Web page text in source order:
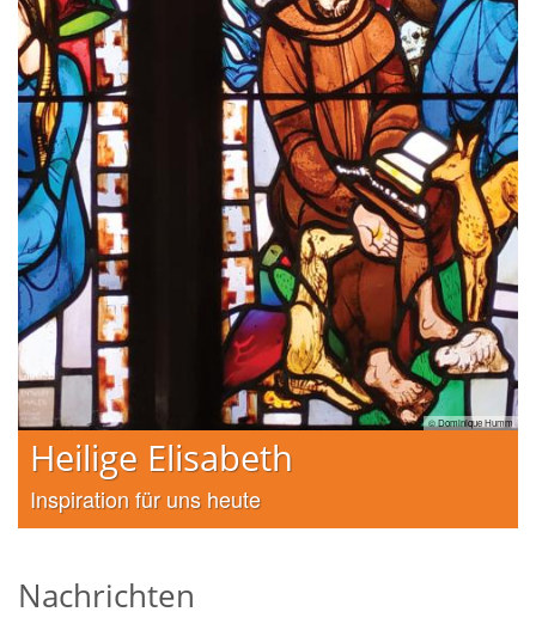
© Dominique Humm
Heilige Elisabeth
Inspiration für uns heute
Nachrichten